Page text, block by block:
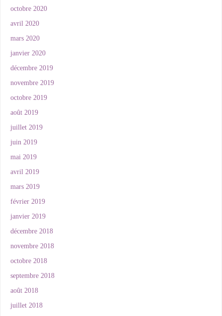
octobre 2020
avril 2020
mars 2020
janvier 2020
décembre 2019
novembre 2019
octobre 2019
août 2019
juillet 2019
juin 2019
mai 2019
avril 2019
mars 2019
février 2019
janvier 2019
décembre 2018
novembre 2018
octobre 2018
septembre 2018
août 2018
juillet 2018